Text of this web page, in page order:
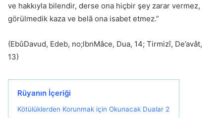
ve hakkıyla bilendir, derse ona hiçbir şey zarar vermez,
görülmedik kaza ve belâ ona isabet etmez.”
(EbûDavud, Edeb, no;lbnMâce, Dua, 14; Tirmizî, De’avât,
13)
Rüyanın İçeriği
Kötülüklerden Korunmak için Okunacak Dualar 2